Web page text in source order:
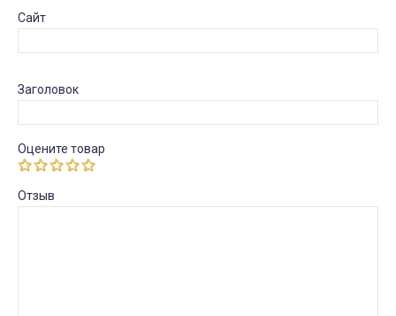
Сайт
Заголовок
Оцените товар
Отзыв